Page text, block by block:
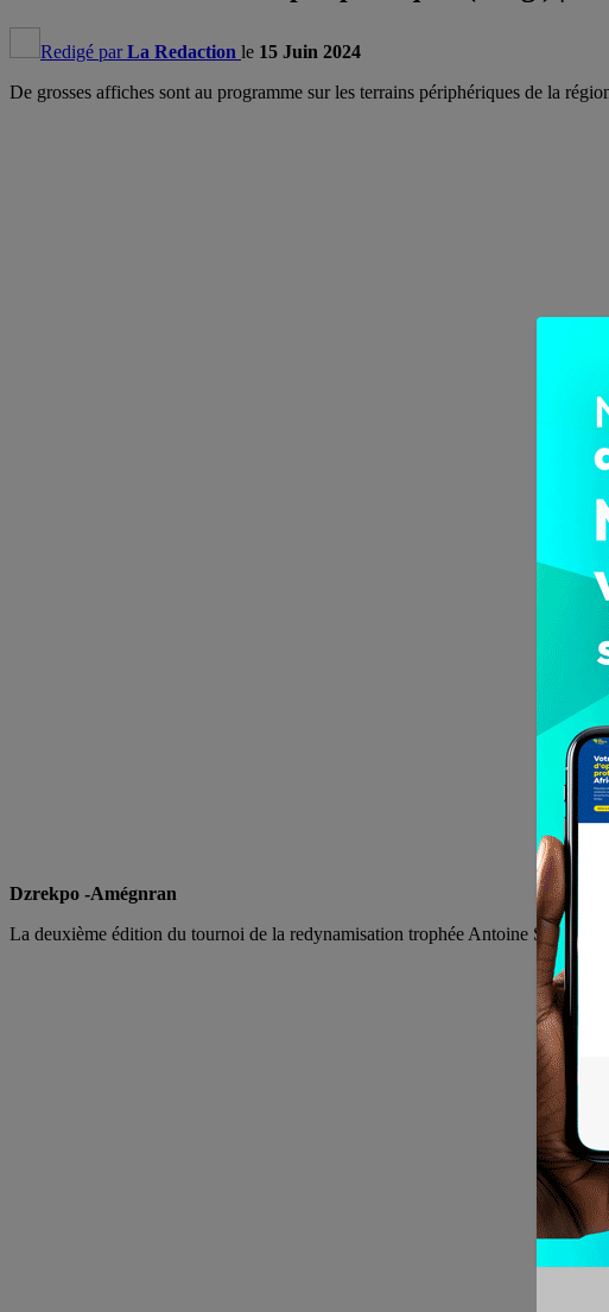
Redigé par La Redaction le 15 Juin 2024
De grosses affiches sont au programme sur les terrains périphériques de la
Dzrekpo -Amégnran
La deuxième édition du tournoi de la redynamisation trophée Antoine Sedjro